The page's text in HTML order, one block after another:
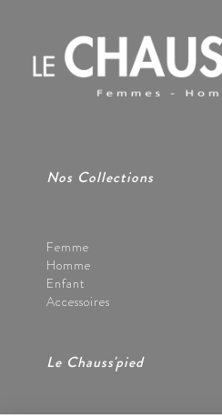
Nos Collections
Femme
Homme
Enfant
Accessoires
Le Chauss'pied